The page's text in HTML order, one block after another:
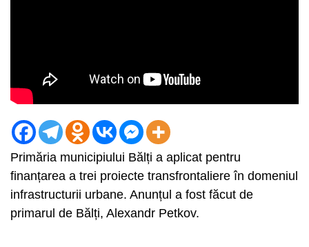
Primăria municipiului Bălți a aplicat pentru
finanțarea a trei proiecte transfrontaliere în domeniul
infrastructurii urbane. Anunțul a fost făcut de
primarul de Bălți, Alexandr Petkov.